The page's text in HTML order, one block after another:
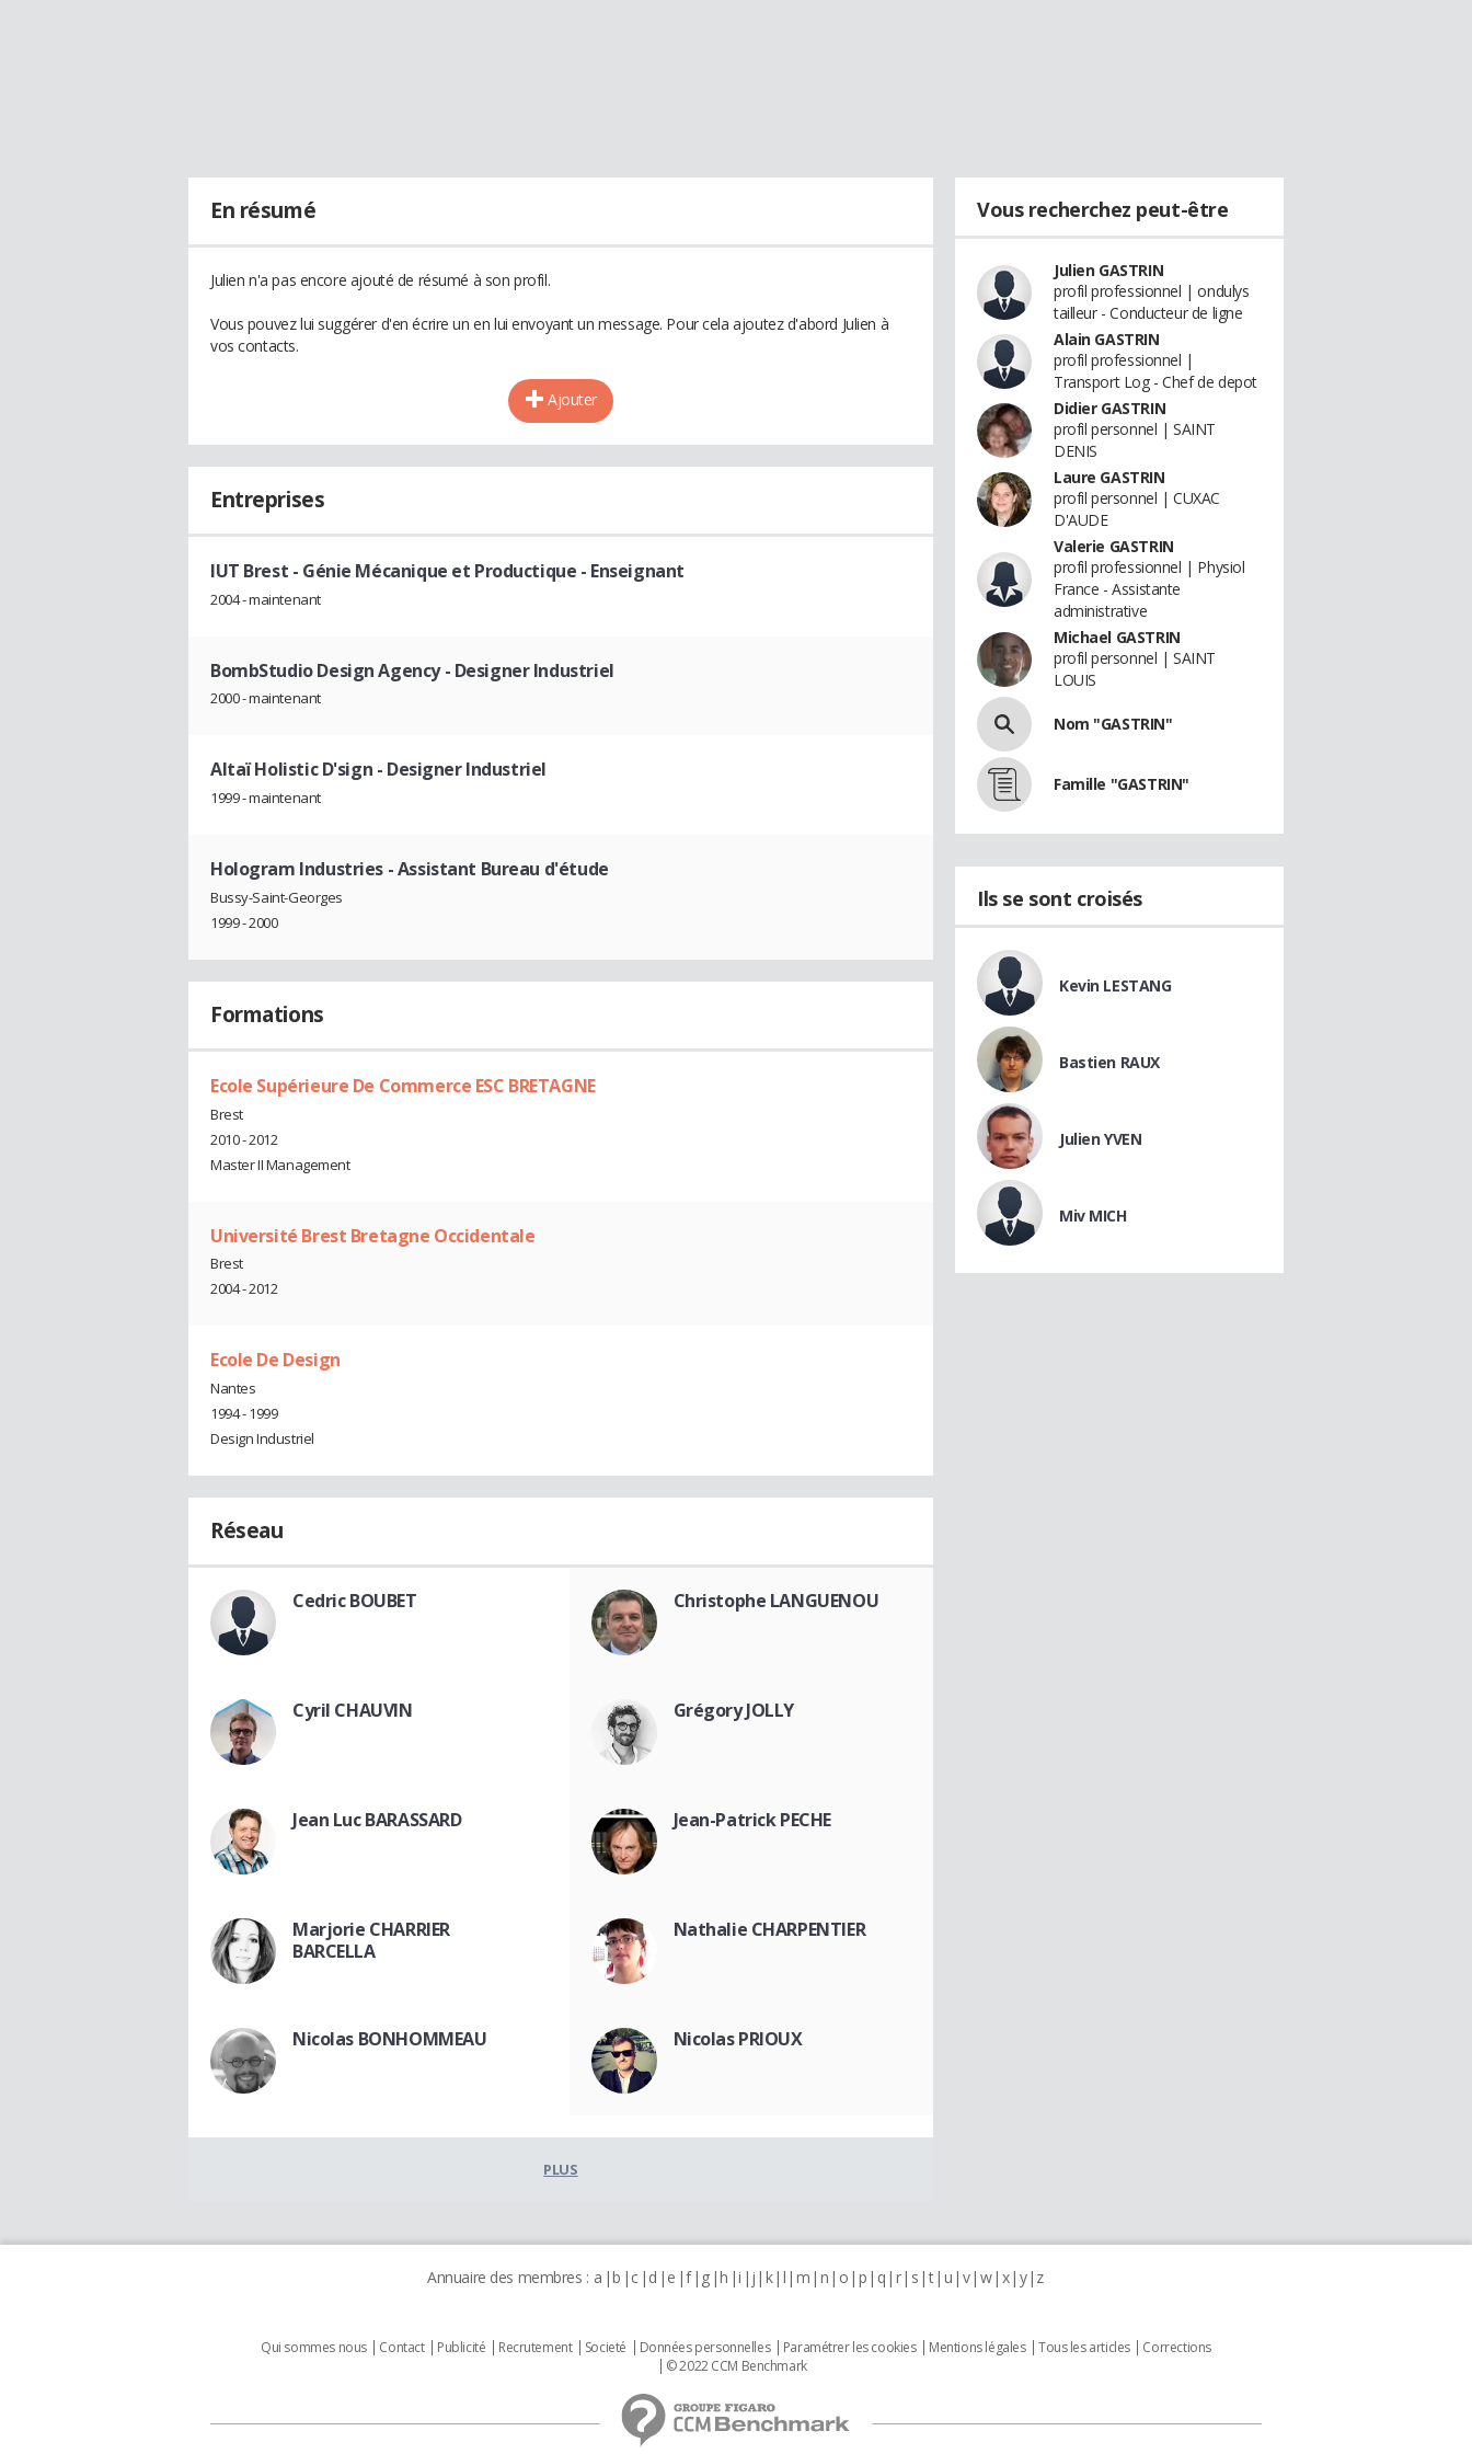
En résumé
Julien n'a pas encore ajouté de résumé à son profil.
Vous pouvez lui suggérer d'en écrire un en lui envoyant un message. Pour cela ajoutez d'abord Julien à
vos contacts.
Ajouter
Entreprises
IUT Brest - Génie Mécanique et Productique - Enseignant
2004 - maintenant
BombStudio Design Agency- Designer Industriel
2000 - maintenant
Altaï Holistic D'sign - Designer Industriel
1999 - maintenant
Hologram Industries - Assistant Bureau d'étude
Bussy-Saint-Georges
1999 - 2000
Formations
Ecole Supérieure De Commerce ESC BRETAGNE
Brest
2010 - 2012
Master II Management
Université Brest Bretagne Occidentale
Brest
2004 - 2012
Ecole De Design
Nantes
1994 - 1999
Design Industriel
Réseau
Cedric BOUBET Christophe LANGUENOU
Cyril CHAUVIN Grégory JOLLY
Jean Luc BARASSARD Jean-Patrick PECHE
Marjorie CHARRIER
BARCELLA
Nathalie CHARPENTIER
Nicolas BONHOMMEAU Nicolas PRIOUX
PLUS
Vous recherchez peut-être
Julien GASTRIN
profil professionnel | ondulys
tailleur - Conducteur de ligne
Alain GASTRIN
profil professionnel |
Transport Log - Chef de depot
Didier GASTRIN
profil personnel | SAINT
DENIS
Laure GASTRIN
profil personnel | CUXAC
D'AUDE
Valerie GASTRIN
profil professionnel | Physiol
France - Assistante
administrative
Michael GASTRIN
profil personnel | SAINT
LOUIS
Nom "GASTRIN"
Famille "GASTRIN"
Ils se sont croisés
Kevin LESTANG
Bastien RAUX
Julien YVEN
Miv MICH
Annuaire des membres : a b c d e f g h i j k l m n o p q r s t u v w x y z
Qui sommes nous Contact Publicité Recrutement Societé Données personnelles Paramétrer les cookies Mentions légales Tous les articles
Corrections
© 2022 CCM Benchmark